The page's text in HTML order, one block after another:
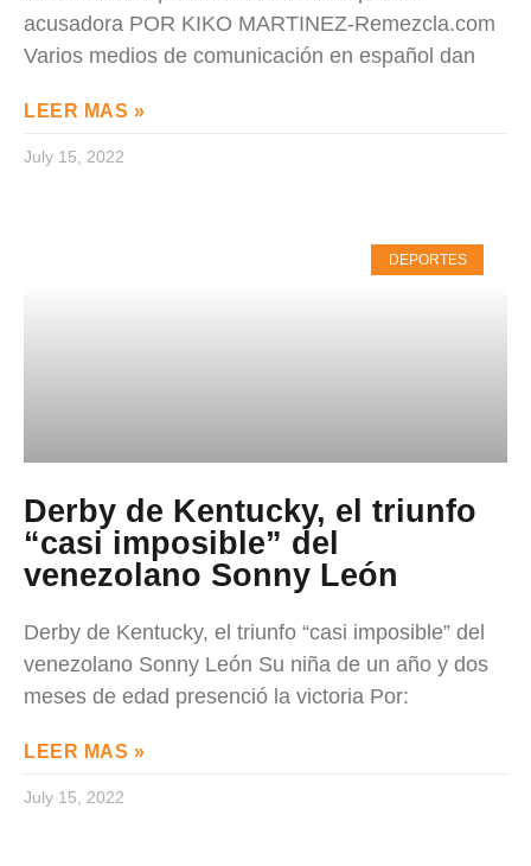
acusadora POR KIKO MARTINEZ-Remezcla.com
Varios medios de comunicación en español dan
LEER MAS »
July 15, 2022
DEPORTES
Derby de Kentucky, el triunfo
“casi imposible” del
venezolano Sonny León
Derby de Kentucky, el triunfo “casi imposible” del
venezolano Sonny León Su niña de un año y dos
meses de edad presenció la victoria Por:
LEER MAS »
July 15, 2022